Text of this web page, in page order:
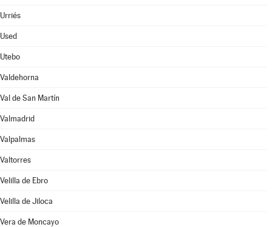
Urriés
Used
Utebo
Valdehorna
Val de San Martín
Valmadrid
Valpalmas
Valtorres
Velilla de Ebro
Velilla de Jiloca
Vera de Moncayo